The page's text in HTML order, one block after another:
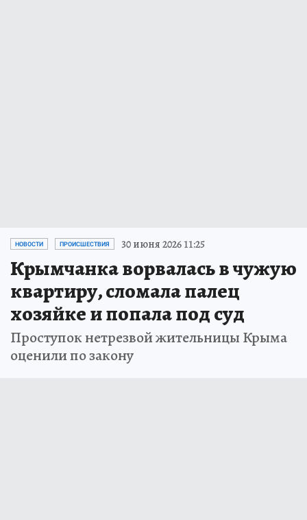
НОВОСТИ ПРОИСШЕСТВИЯ 30 июня 2026 11:25
Крымчанка ворвалась в чужую
квартиру, сломала палец
хозяйке и попала под суд
Проступок нетрезвой жительницы Крыма
оценили по закону